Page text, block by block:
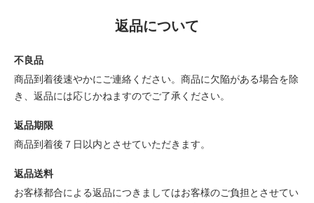
返品について
不良品
商品到着後速やかにご連絡ください。商品に欠陥がある場合を除
き、返品には応じかねますのでご了承ください。
返品期限
商品到着後７日以内とさせていただきます。
返品送料
お客様都合による返品につきましてはお客様のご負担とさせてい